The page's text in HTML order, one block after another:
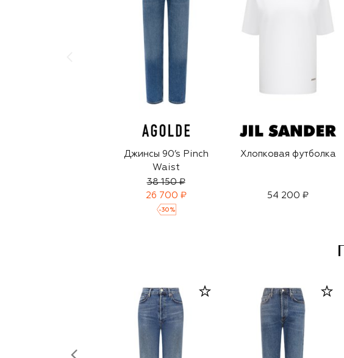
Джинсы 90’s Pinch
Waist
38 150 ₽
26 700 ₽
-30 %
Хлопковая футболка
54 200 ₽